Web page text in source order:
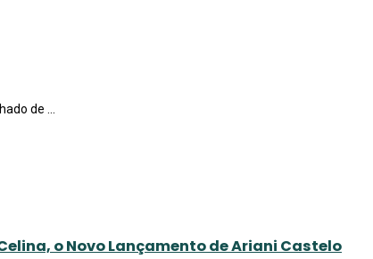
de ...
o Novo Lançamento de Ariani Castelo